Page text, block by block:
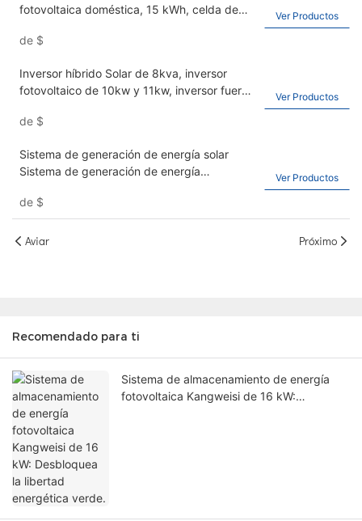
fotovoltaica doméstica, 15 kWh, celda de
litio de 48 V, 51,2 V 300 Ah.
de $
Ver Productos
Inversor híbrido Solar de 8kva, inversor
fotovoltaico de 10kw y 11kw, inversor fuera
de $
Ver Productos
Sistema de generación de energía solar
Sistema de generación de energía
kW Hybrid System
de $
Ver Productos
Aviar Próximo
Recomendado para ti
Sistema de almacenamiento de energía
fotovoltaica Kangweisi de 16 kW: